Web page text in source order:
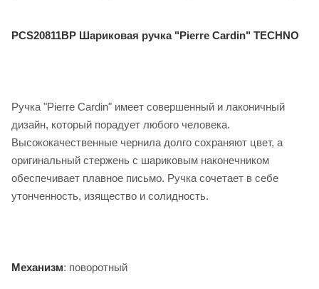
PCS20811BP Шариковая ручка "Pierre Cardin" TECHNO
Ручка "Pierre Cardin" имеет совершенный и лаконичный
дизайн, который порадует любого человека.
Высококачественные чернила долго сохраняют цвет, а
оригинальный стержень с шариковым наконечником
обеспечивает плавное письмо. Ручка сочетает в себе
утонченность, изящество и солидность.
Механизм: поворотный